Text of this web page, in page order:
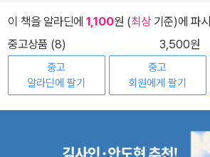
이 책을 알라딘에 1,100원 (최상기준)에 파
중고상품 (8)
3,500원
중고
알라딘에 팔기
중고
회원에게 팔기